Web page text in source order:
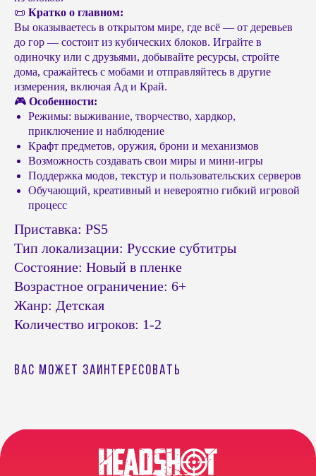
📜 Кратко о главном:
Вы оказываетесь в открытом мире, где всё — от деревьев
до гор — состоит из кубических блоков. Играйте в
одиночку или с друзьями, добывайте ресурсы, стройте
дома, сражайтесь с мобами и отправляйтесь в другие
измерения, включая Ад и Край.
🎮 Особенности:
Режимы: выживание, творчество, хардкор,
приключение и наблюдение
Крафт предметов, оружия, брони и механизмов
Возможность создавать свои миры и мини-игры
Поддержка модов, текстур и пользовательских серверов
Обучающий, креативный и невероятно гибкий игровой
процесс
Приставка: PS5
Тип локализации: Русские субтитры
Состояние: Новый в пленке
Возрастное ограничение: 6+
Жанр: Детская
Количество игроков: 1-2
Вас может заинтересовать
© Headshot — 2024. Все права защищены
КАТАЛОГ
КОНТАКТЫ
Приставки Xbox
Приставки и акссесуары
Nintendo Switch
Игры Nintendo Switch
Доставка и оплата
Обмен и возврат
Публичная оферта
FAQ
Разработка сайта
Бонусная система